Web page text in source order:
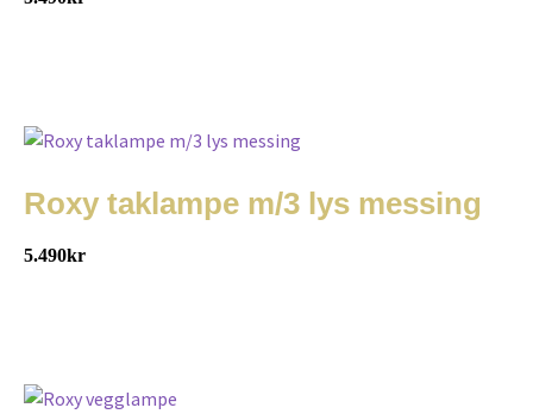
Roxy taklampe m/3 lys messing
5.490kr